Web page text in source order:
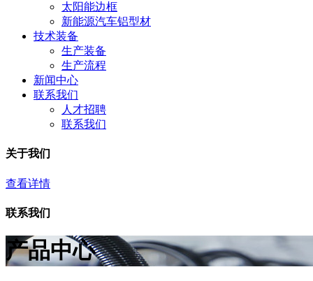
太阳能边框
新能源汽车铝型材
技术装备
生产装备
生产流程
新闻中心
联系我们
人才招聘
联系我们
关于我们
查看详情
联系我们
产品中心